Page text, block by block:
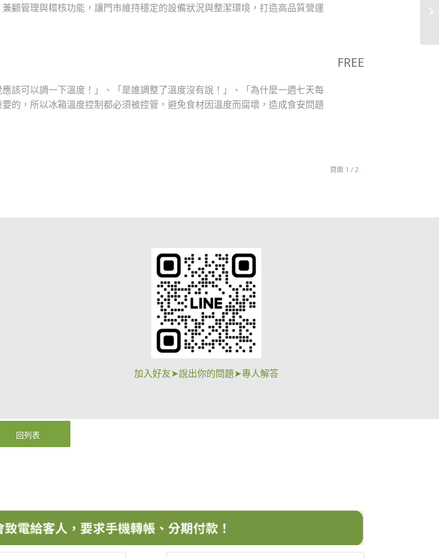
顧管理與稽核功能，讓門市維持穩定的設備狀況與整潔環境，打造高品質營運
FREE
該可以調一下溫度！」、「是誰調整了溫度沒有說！」、「為什麼一週七天每
，所以冰箱溫度控制都必須被控管，避免食材因溫度而腐壞，造成食安問題
頁面 1 / 2
加入好友➤說出你的問題➤專人解答
回列表